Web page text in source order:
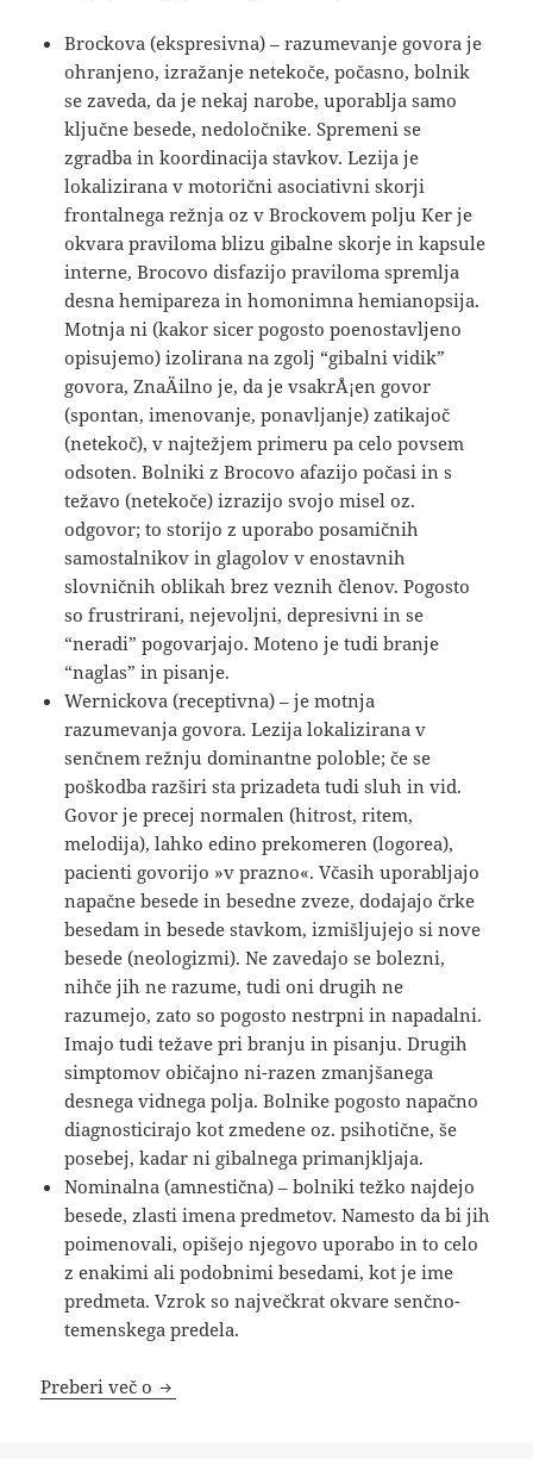
Brockova (ekspresivna) – razumevanje govora je
ohranjeno, izražanje netekoče, počasno, bolnik
se zaveda, da je nekaj narobe, uporablja samo
ključne besede, nedoločnike. Spremeni se
zgradba in koordinacija stavkov. Lezija je
lokalizirana v motorični asociativni skorji
frontalnega režnja oz v Brockovem polju Ker je
okvara praviloma blizu gibalne skorje in kapsule
interne, Brocovo disfazijo praviloma spremlja
desna hemipareza in homonimna hemianopsija.
Motnja ni (kakor sicer pogosto poenostavljeno
opisujemo) izolirana na zgolj “gibalni vidik”
govora, ZnaÄilno je, da je vsakrÅ¡en govor
(spontan, imenovanje, ponavljanje) zatikajoč
(netekoč), v najtežjem primeru pa celo povsem
odsoten. Bolniki z Brocovo afazijo počasi in s
težavo (netekoče) izrazijo svojo misel oz.
odgovor; to storijo z uporabo posamičnih
samostalnikov in glagolov v enostavnih
slovničnih oblikah brez veznih členov. Pogosto
so frustrirani, nejevoljni, depresivni in se
“neradi” pogovarjajo. Moteno je tudi branje
“naglas” in pisanje.
Wernickova (receptivna) – je motnja
razumevanja govora. Lezija lokalizirana v
senčnem režnju dominantne poloble; če se
poškodba razširi sta prizadeta tudi sluh in vid.
Govor je precej normalen (hitrost, ritem,
melodija), lahko edino prekomeren (logorea),
pacienti govorijo »v prazno«. Včasih uporabljajo
napačne besede in besedne zveze, dodajajo črke
besedam in besede stavkom, izmišljujejo si nove
besede (neologizmi). Ne zavedajo se bolezni,
nihče jih ne razume, tudi oni drugih ne
razumejo, zato so pogosto nestrpni in napadalni.
Imajo tudi težave pri branju in pisanju. Drugih
simptomov običajno ni-razen zmanjšanega
desnega vidnega polja. Bolnike pogosto napačno
diagnosticirajo kot zmedene oz. psihotične, še
posebej, kadar ni gibalnega primanjkljaja.
Nominalna (amnestična) – bolniki težko najdejo
besede, zlasti imena predmetov. Namesto da bi jih
poimenovali, opišejo njegovo uporabo in to celo
z enakimi ali podobnimi besedami, kot je ime
predmeta. Vzrok so največkrat okvare senčno-
temenskega predela.
Preberi več o Nevrologija